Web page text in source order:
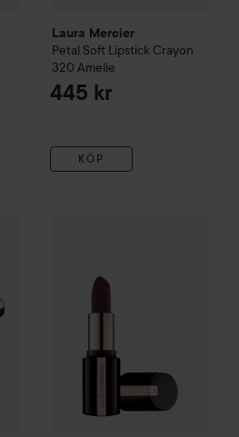
Laura Mercier
Petal Soft Lipstick Crayon
320 Amelie
445 kr
KÖP